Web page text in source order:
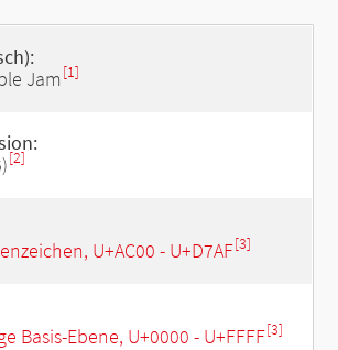
Jam [1]
[2]
U+AC00 - U+D7AF[3]
Basis-Ebene, U+0000 - U+FFFF[3]